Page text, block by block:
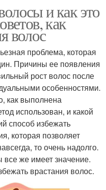
и как это
как
волос
проблема, которая
Причины ее появления
рост волос после
особенностями.
как выполнена
использован, и какой
способ избежать
которая позволяет
то очень надолго.
же имеет значение.
врастания волос.